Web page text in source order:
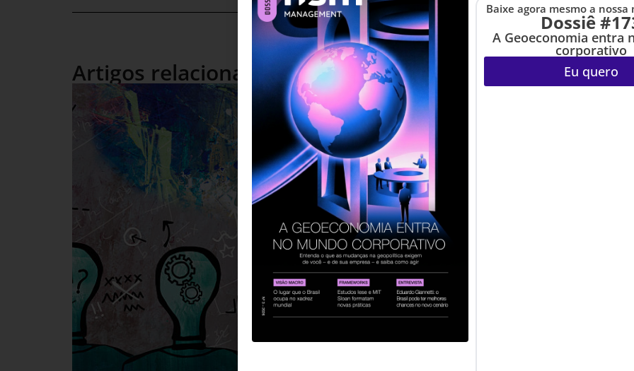
Artigos relacionados
Baixe agora mesmo a nossa
Dossiê
A Geoeconomia entra
corporativo
Eu quero